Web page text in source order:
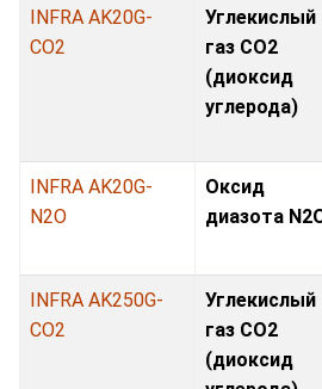
INFRA AK20G-
CO2
Углекислый
газ CO2
(диоксид
углерода)
INFRA AK20G-
N2O
Оксид
диазота
INFRA AK250G-
CO2
Углекислый
газ CO2
(диоксид